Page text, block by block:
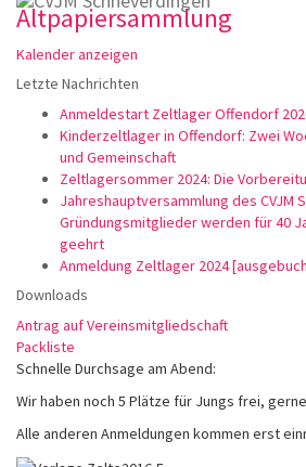
Altpapiersammlung
Kalender anzeigen
Letzte Nachrichten
Anmeldestart Zeltlager Offendorf
Kinderzeltlager in Offendorf: Zwei
und Gemeinschaft
Zeltlagersommer 2024: Die
Jahreshauptversammlung des CVJM
Gründungsmitglieder werden für 40
geehrt
Anmeldung Zeltlager 2024
Downloads
Antrag auf Vereinsmitgliedschaft
Packliste
Schnelle Durchsage am Abend:
Wir haben noch 5 Plätze für Jungs frei,
Alle anderen Anmeldungen kommen erst